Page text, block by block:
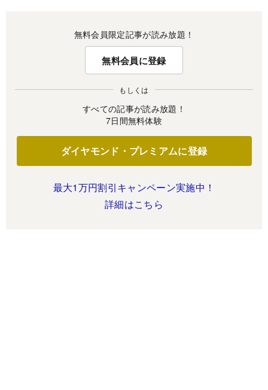
無料会員限定記事が読み放題！
無料会員に登録
もしくは
すべての記事が読み放題！
7日間無料体験
ダイヤモンド・プレミアムに登録
最大1万円割引キャンペーン実施中！
詳細はこちら